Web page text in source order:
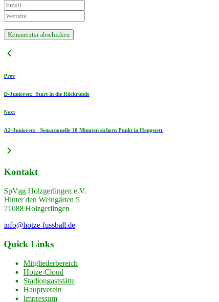
Prev
D-Junioren: Start in die Rückrunde
Next
A2-Junioren: Sensationelle 10 Minuten sichern Punkt in Hengstett
Kontakt
SpVgg Holzgerlingen e.V.
Hinter den Weingärten 5
71088 Holzgerlingen
info@hotze-fussball.de
Quick Links
Mitgliederbereich
Hotze-Cloud
Stadiongaststätte
Hauptverein
Impressum